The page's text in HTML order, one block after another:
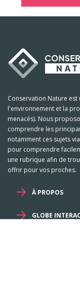
Conservation Nature
l'environnement et la
menacés). Nous
comprendre les
notamment ces sujets
pour comprendre
une rubrique afin de
offrir pour vos proches.
À PROPOS
GLOBE